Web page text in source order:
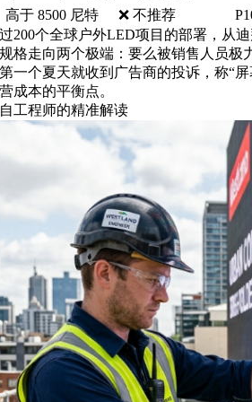
高于 8500 尼特 ❌ 不推荐
200个全球户外LED项目的部署，从
格走向两个极端：要么被销售人员
一个夏天就收到广告商的投诉，称“
成本的平衡点。
工程师的精准解读